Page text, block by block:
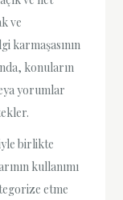
ve
karmaşasının
konuların
yorumlar
birlikte
kullanımı
etme